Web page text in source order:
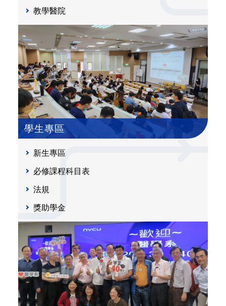
教學醫院
學生專區
新生專區
必修課程科目表
法規
獎助學金